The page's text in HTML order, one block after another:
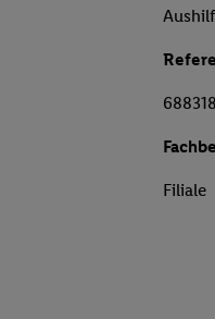
688318
Filiale